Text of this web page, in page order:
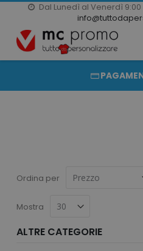
Dal Lunedì al Venerdì 9:00
Salta
al
contenuto
20000
PRODOTTI
Ordina per
Mostra
ALTRE CATEGORIE